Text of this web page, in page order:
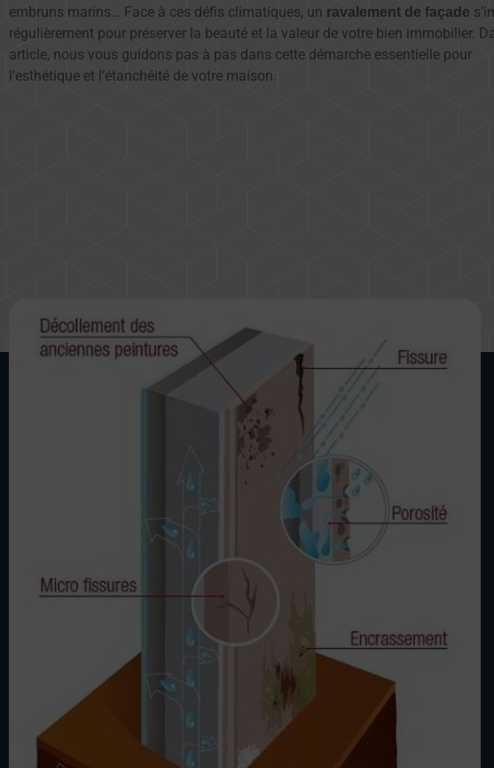
embruns marins… Face à ces défis climatiques, un ravalement de façade
régulièrement pour préserver la beauté et la valeur de votre bien immobilier.
article, nous vous guidons pas à pas dans cette démarche essentielle pour
l’esthétique et l’étanchéité de votre maison.